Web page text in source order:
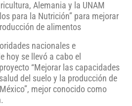
Alemania y la UNAM
para la Nutrición” para mejorar
de alimentos
nacionales e
hoy se llevó a cabo el
“Mejorar las capacidades
del suelo y la producción de
mejor conocido como